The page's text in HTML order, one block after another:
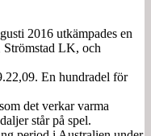
2016 utkämpades en
LK, och
En hundradel för
det verkar varma
står på spel.